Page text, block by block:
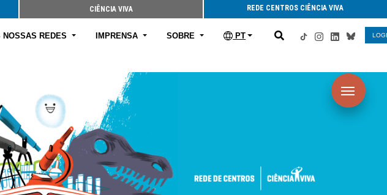
CIÊNCIA VIVA REDE CENTROS CIÊNCIA VIVA
NOSSAS REDES IMPRENSA SOBRE PT